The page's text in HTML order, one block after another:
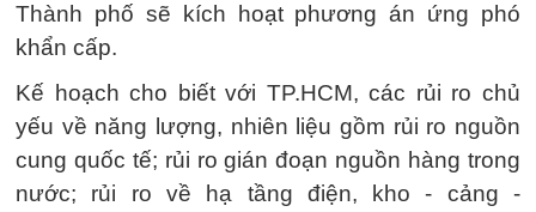
Thành phố sẽ kích hoạt phương án ứng phó
khẩn cấp.
Kế hoạch cho biết với TP.HCM, các rủi ro chủ
yếu về năng lượng, nhiên liệu gồm rủi ro nguồn
cung quốc tế; rủi ro gián đoạn nguồn hàng trong
nước; rủi ro về hạ tầng điện, kho - cảng -